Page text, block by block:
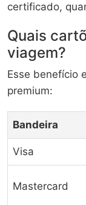
certificado,
Quais
viagem?
Esse benefício
premium:
Bandeira
Visa
Mastercard